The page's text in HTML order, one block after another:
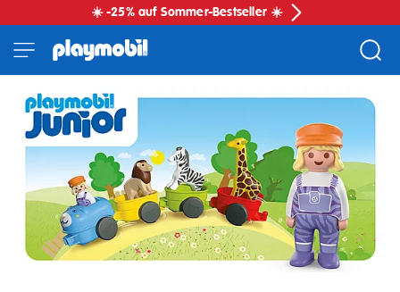
☀️ -25% auf Sommer-Bestseller ☀️